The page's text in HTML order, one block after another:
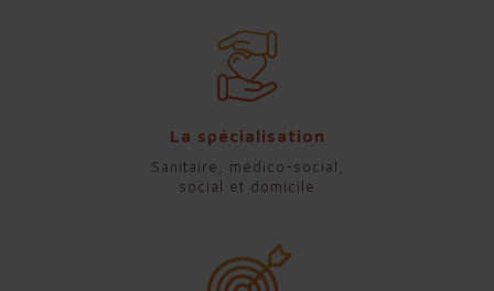
La spécialisation
Sanitaire, médico-social,
social et domicile